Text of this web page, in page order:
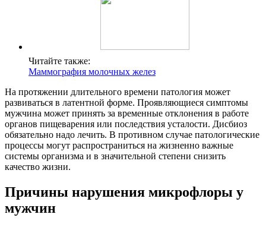
Читайте также:
Маммография молочных желез
На протяжении длительного времени патология может
развиваться в латентной форме. Проявляющиеся симптомы
мужчина может принять за временные отклонения в работе
органов пищеварения или последствия усталости. Дисбиоз
обязательно надо лечить. В противном случае патологические
процессы могут распространиться на жизненно важные
системы организма и в значительной степени снизить
качество жизни.
Причины нарушения микрофлоры у
мужчин